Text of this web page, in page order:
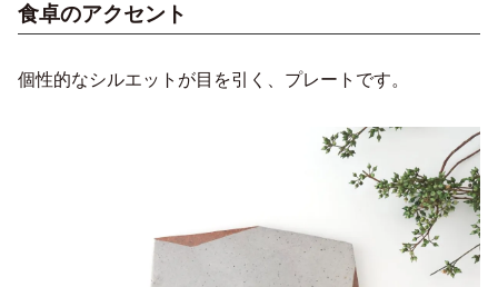
食卓のアクセント
個性的なシルエットが目を引く、プレートです。